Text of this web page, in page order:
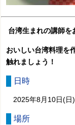
台湾生まれの講師を
おいしい台湾料理を
触れましょう！
日時
2025年8月10日(日
場所